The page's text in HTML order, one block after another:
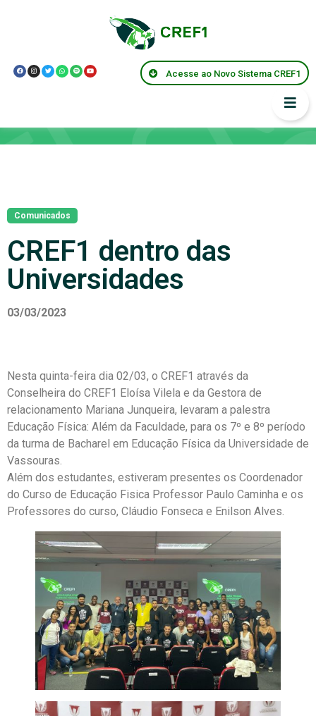
Acesse ao Novo Sistema CREF1
Comunicados
CREF1 dentro das
Universidades
03/03/2023
Nesta quinta-feira dia 02/03, o CREF1 através da
Conselheira do CREF1 Eloísa Vilela e da Gestora de
relacionamento Mariana Junqueira, levaram a palestra
Educação Física: Além da Faculdade, para os 7º e 8º período
da turma de Bacharel em Educação Física da Universidade de
Vassouras.
Além dos estudantes, estiveram presentes os Coordenador
do Curso de Educação Fisica Professor Paulo Caminha e os
Professores do curso, Cláudio Fonseca e Enilson Alves.